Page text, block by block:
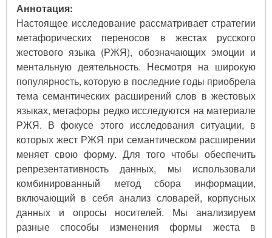
Аннотация:
Настоящее исследование рассматривает стратегии
метафорических переносов в жестах русского
жестового языка (РЖЯ), обозначающих эмоции и
ментальную деятельность. Несмотря на широкую
популярность, которую в последние годы приобрела
тема семантических расширений слов в жестовых
языках, метафоры редко исследуются на материале
РЖЯ. В фокусе этого исследования ситуации, в
которых жест РЖЯ при семантическом расширении
меняет свою форму. Для того чтобы обеспечить
репрезентативность данных, мы использовали
комбинированный метод сбора информации,
включающий в себя анализ словарей, корпусных
данных и опросы носителей. Мы анализируем
разные способы изменения формы жеста в